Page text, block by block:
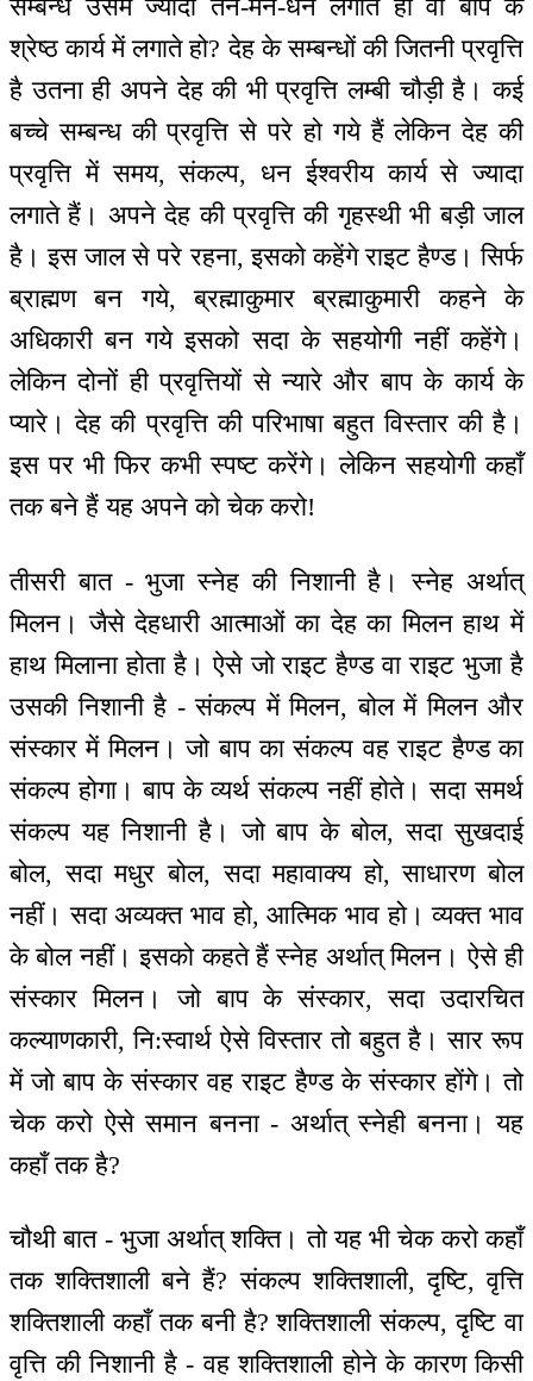
सम्बन्ध उसमें ज्यादा तन-मन-धन लगाते हो वा बाप के
श्रेष्ठ कार्य में लगाते हो? देह के सम्बन्धों की जितनी प्रवृत्ति
है उतना ही अपने देह की भी प्रवृत्ति लम्बी चौड़ी है। कई
बच्चे सम्बन्ध की प्रवृत्ति से परे हो गये हैं लेकिन देह की
प्रवृत्ति में समय, संकल्प, धन ईश्वरीय कार्य से ज्यादा
लगाते हैं। अपने देह की प्रवृत्ति की गृहस्थी भी बड़ी जाल
है। इस जाल से परे रहना, इसको कहेंगे राइट हैण्ड। सिर्फ
ब्राह्मण बन गये, ब्रह्माकुमार ब्रह्माकुमारी कहने के
अधिकारी बन गये इसको सदा के सहयोगी नहीं कहेंगे।
लेकिन दोनों ही प्रवृत्तियों से न्यारे और बाप के कार्य के
प्यारे। देह की प्रवृत्ति की परिभाषा बहुत विस्तार की है।
इस पर भी फिर कभी स्पष्ट करेंगे। लेकिन सहयोगी कहाँ
तक बने हैं यह अपने को चेक करो!
तीसरी बात - भुजा स्नेह की निशानी है। स्नेह अर्थात्
मिलन। जैसे देहधारी आत्माओं का देह का मिलन हाथ में
हाथ मिलाना होता है। ऐसे जो राइट हैण्ड वा राइट भुजा है
उसकी निशानी है - संकल्प में मिलन, बोल में मिलन और
संस्कार में मिलन। जो बाप का संकल्प वह राइट हैण्ड का
संकल्प होगा। बाप के व्यर्थ संकल्प नहीं होते। सदा समर्थ
संकल्प यह निशानी है। जो बाप के बोल, सदा सुखदाई
बोल, सदा मधुर बोल, सदा महावाक्य हो, साधारण बोल
नहीं। सदा अव्यक्त भाव हो, आत्मिक भाव हो। व्यक्त भाव
के बोल नहीं। इसको कहते हैं स्नेह अर्थात् मिलन। ऐसे ही
संस्कार मिलन। जो बाप के संस्कार, सदा उदारचित
कल्याणकारी, नि:स्वार्थ ऐसे विस्तार तो बहुत है। सार रूप
में जो बाप के संस्कार वह राइट हैण्ड के संस्कार होंगे। तो
चेक करो ऐसे समान बनना - अर्थात् स्नेही बनना। यह
कहाँ तक है?
चौथी बात - भुजा अर्थात् शक्ति। तो यह भी चेक करो कहाँ
तक शक्तिशाली बने हैं? संकल्प शक्तिशाली, दृष्टि, वृत्ति
शक्तिशाली कहाँ तक बनी है? शक्तिशाली संकल्प, दृष्टि वा
वृत्ति की निशानी है - वह शक्तिशाली होने के कारण किसी